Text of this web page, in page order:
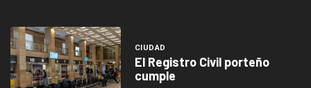
CIUDAD
El Registro Civil porteño
cumple